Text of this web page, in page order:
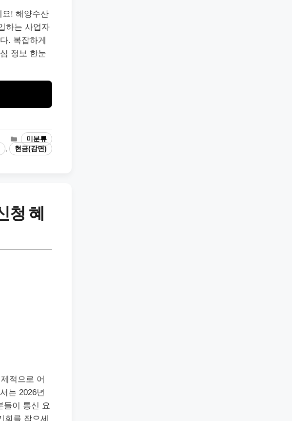
! 해양수산
하는 사업자
. 복잡하게
정보 한눈
카
테
고
미분류
, 현금(감면)
청 혜
적으로 어
는 2026년
들이 통신 요
회를 잡으세